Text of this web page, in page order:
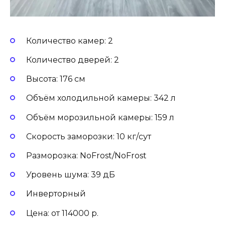
Количество камер: 2
Количество дверей: 2
Высота: 176 см
Объём холодильной камеры: 342 л
Объём морозильной камеры: 159 л
Скорость заморозки: 10 кг/сут
Разморозка: NoFrost/NoFrost
Уровень шума: 39 дБ
Инверторный
Цена: от 114000 р.